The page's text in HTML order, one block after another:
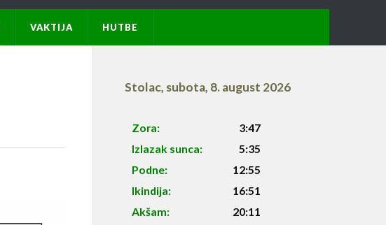
VAKTIJA HUTBE
Stolac, subota, 8. august 2026
Zora:
3:47
Izlazak sunca:
5:35
Podne:
12:55
Ikindija:
16:51
Akšam:
20:11